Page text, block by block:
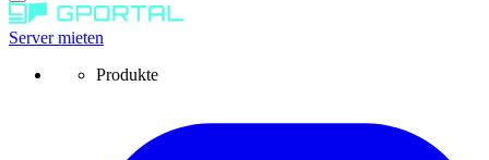
Server mieten
Produkte